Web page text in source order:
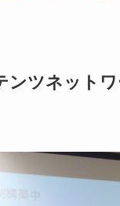
ンツネットワ